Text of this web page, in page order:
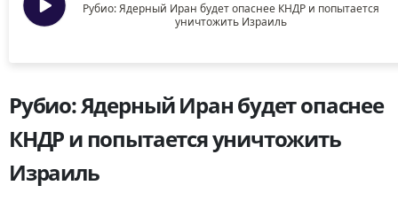
Рубио: Ядерный Иран будет опаснее КНДР и попытается
уничтожить Израиль
Рубио: Ядерный Иран будет опаснее
КНДР и попытается уничтожить
Израиль